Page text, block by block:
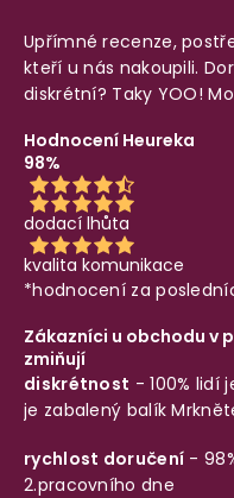
Upřímné recenze,
kteří u nás nakoupili.
diskrétní? Taky YOO!
Hodnocení Heureka
98%
dodací lhůta
kvalita komunikace
*hodnocení za
Zákazníci u obchodu v
zmiňují
diskrétnost - 100% lidí
je zabalený balík
rychlost doručení -
2.pracovního dne